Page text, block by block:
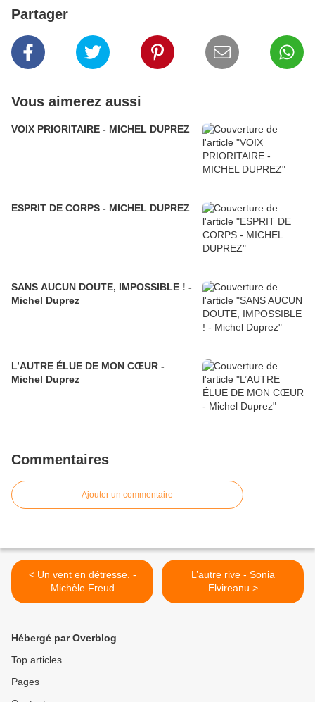
Partager
Vous aimerez aussi
VOIX PRIORITAIRE - MICHEL DUPREZ
ESPRIT DE CORPS - MICHEL DUPREZ
SANS AUCUN DOUTE, IMPOSSIBLE ! -
Michel Duprez
L’AUTRE ÉLUE DE MON CŒUR -
Michel Duprez
Commentaires
Ajouter un commentaire
< Un vent en détresse. -
Michèle Freud
L’autre rive - Sonia
Elvireanu >
Hébergé par Overblog
Top articles
Pages